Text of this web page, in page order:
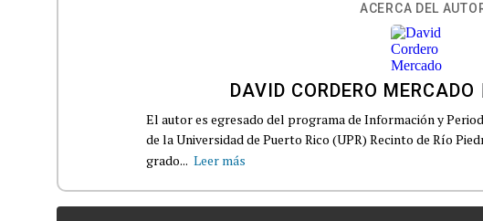
ACERCA DEL
DAVID CORDERO MERCADO
El autor es egresado del programa de Información y
de la Universidad de Puerto Rico (UPR) Recinto de Río
grado... Leer más